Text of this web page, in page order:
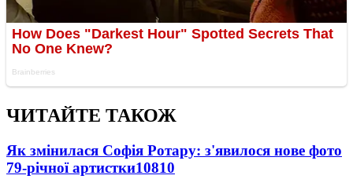
ЧИТАЙТЕ ТАКОЖ
Як змінилася Софія Ротару: з'явилося нове фото
79-річної артистки10810